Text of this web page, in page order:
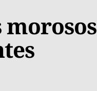
morosos